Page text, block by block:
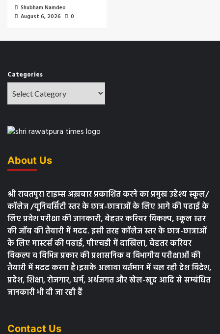
Shubham Namdeo
August 6, 2026
0
Categories
About Us
श्री रावतपुरा टाइम्स अख़बार प्रकाशित करने का प्रमुख उद्देश्य स्कूल/
कॉलेज /यूनिवर्सिटी स्तर के छात्र-छात्राओं के लिए आगे की पढाई के
लिए प्रवेश परीक्षा की जानकारी, बेहतर करियर विकल्प, स्कूल स्तर
की जॉब की तैयारी में मदद. इसी तरह कॉलेज स्तर के छात्र-छात्राओं
के लिए मास्टर्स की पढाई, पीएचडी में दाखिला, बेहतर करियर
विकल्प व विभिन्न प्रकार की प्रशासनिक व विभागीय परीक्षाओं की
तैयारी में मदद करना है।इसके अलावा वर्तमान में चल रही देश विदेश,
प्रदेश, शिक्षा, रोजगार, धर्म, अर्थजगत और खेल-खूद आदि से सम्बंधित
जानकारी भी दी जा रही हैं
Contact Us